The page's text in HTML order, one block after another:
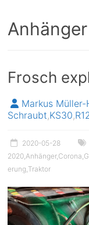
Anhänger
Frosch
Markus
Schraubt,KS30,
2020-05-28
2020 Anhänger, Corona
erung Traktor